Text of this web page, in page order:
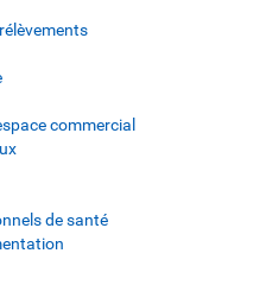
commercial
de santé